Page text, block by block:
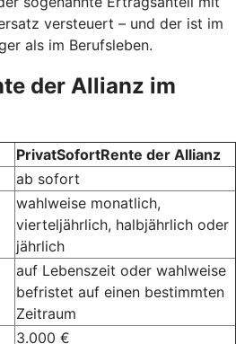
versteuert – und der ist im
als im Berufsleben.
der Allianz im
PrivatSofortRente der Allianz
ab sofort
wahlweise monatlich,
vierteljährlich, halbjährlich oder
jährlich
auf Lebenszeit oder wahlweise
befristet auf einen bestimmten
Zeitraum
3.000 €